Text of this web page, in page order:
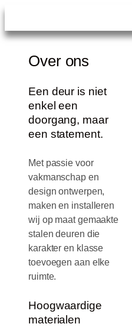
Over ons
Een deur is niet
enkel een
doorgang, maar
een statement.
Met passie voor
vakmanschap en
design ontwerpen,
maken en installeren
wij op maat gemaakte
stalen deuren die
karakter en klasse
toevoegen aan elke
ruimte.
Hoogwaardige
materialen